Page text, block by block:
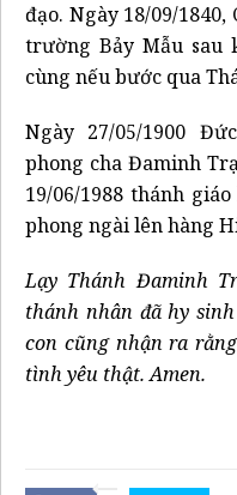
đạo. Ngày 18/09/
trường Bảy Mẫu sau
cùng nếu bước qua
Ngày 27/05/1900
phong cha Đaminh
19/06/1988 thánh
phong ngài lên hàng
Lạy Thánh Đaminh
thánh nhân đã hy
con cũng nhận ra
tình yêu thật. Amen.